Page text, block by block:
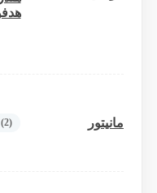
مانیتور (2)